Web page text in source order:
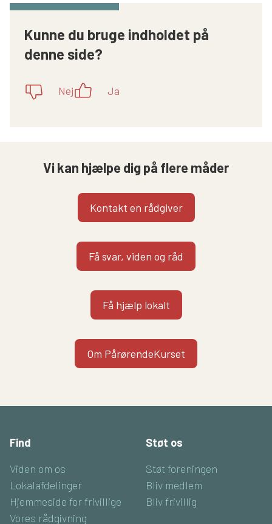
Kunne du bruge indholdet på
denne side?
Nej Ja
Vi kan hjælpe dig på flere måder
Kontakt en rådgiver
Få svar, viden og råd
Få hjælp lokalt
Om PårørendeKurset
Find
Viden om os
Lokalafdelinger
Hjemmeside for frivillige
Vores rådgivning
Støt os
Støt foreningen
Bliv medlem
Bliv frivillig